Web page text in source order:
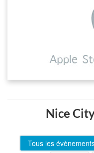
Nice
Tous les